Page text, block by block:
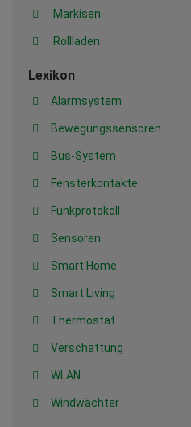
Markisen
Rollladen
Lexikon
Alarmsystem
Bewegungssensoren
Bus-System
Fensterkontakte
Funkprotokoll
Sensoren
Smart Home
Smart Living
Thermostat
Verschattung
WLAN
Windwächter